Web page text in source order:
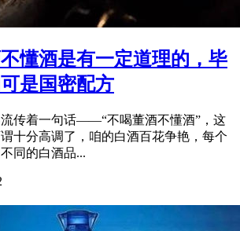
懂酒是有一定道理的，毕
是国密配方
着一句话——“不喝董酒不懂酒”，这
十分高调了，咱的白酒百花争艳，每个
同的白酒品...